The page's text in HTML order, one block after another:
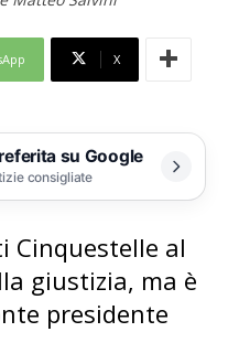
X
su Google
consigliate
Cinquestelle al
giustizia, ma è
presidente